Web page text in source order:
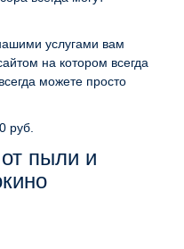
услугами вам
на котором всегда
можете просто
руб.
пыли и